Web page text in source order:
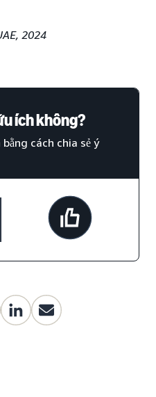
2024
ích không?
cách chia sẻ ý